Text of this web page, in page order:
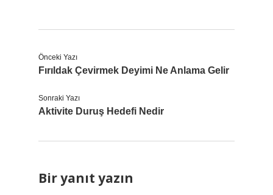
Önceki Yazı
Fırıldak Çevirmek Deyimi Ne Anlama Gelir
Sonraki Yazı
Aktivite Duruş Hedefi Nedir
Bir yanıt yazın